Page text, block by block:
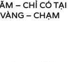
– CHỈ CÓ TẠI
– CHẠM